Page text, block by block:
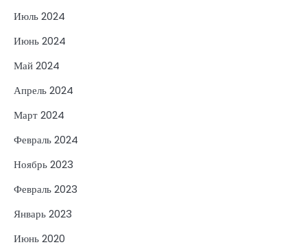
Июль 2024
Июнь 2024
Май 2024
Апрель 2024
Март 2024
Февраль 2024
Ноябрь 2023
Февраль 2023
Январь 2023
Июнь 2020